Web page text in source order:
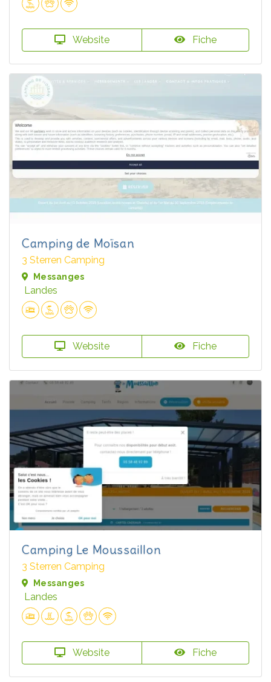
Website Fiche
Camping de Moïsan
3 Sterren Camping
Messanges
Landes
Website Fiche
Camping Le Moussaillon
3 Sterren Camping
Messanges
Landes
Website Fiche